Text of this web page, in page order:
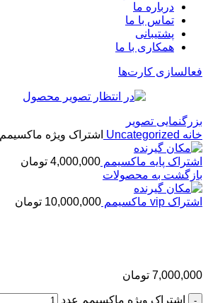
درباره ما
تماس با ما
پشتیبانی
همکاری با ما
فعالسازی کارت‌ها
بزرگنمایی تصویر
خانه Uncategorized اشتراک ویژه ماکسیمم
اشتراک پایه ماکسیمم 4,000,000 تومان
بازگشت به محصولات
اشتراک vip ماکسیمم 10,000,000 تومان
7,000,000 تومان
اشتراک ویژه ماکسیمم عدد